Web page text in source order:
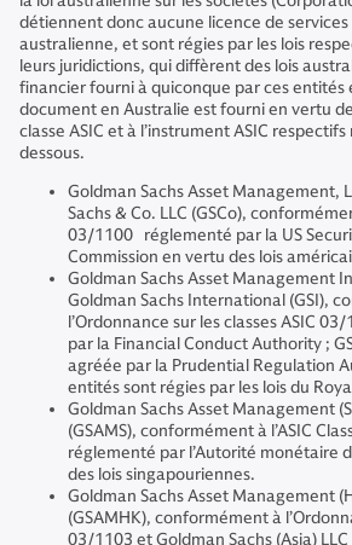
détiennent donc aucune licence de
australienne, et sont régies par les lois
leurs juridictions, qui diffèrent des lois
financier fourni à quiconque par ces entités
document en Australie est fourni en vertu
classe ASIC et à l’instrument ASIC
dessous.
Goldman Sachs Asset Management,
Sachs & Co. LLC (GSCo),
03/1100 réglementé par la US
Commission en vertu des lois
Goldman Sachs Asset Management
Goldman Sachs International (GSI),
l’Ordonnance sur les classes ASIC
par la Financial Conduct Authority ;
agréée par la Prudential Regulation
entités sont régies par les lois du
Goldman Sachs Asset Management
(GSAMS), conformément à l’ASIC
réglementé par l’Autorité monétaire
des lois singapouriennes.
Goldman Sachs Asset Management
(GSAMHK), conformément à
03/1103 et Goldman Sachs (Asia) LLC